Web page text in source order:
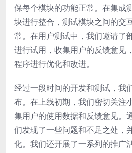
保每个模块的功能正常。在集成
块进行整合，测试模块之间的交
常。在用户测试中，我们邀请了
进行试用，收集用户的反馈意见
程序进行优化和改进。
经过一段时间的开发和测试，我
布。在上线初期，我们密切关注
集用户的使用数据和反馈意见。
们发现了一些问题和不足之处，
化。我们还开展了一系列的推广